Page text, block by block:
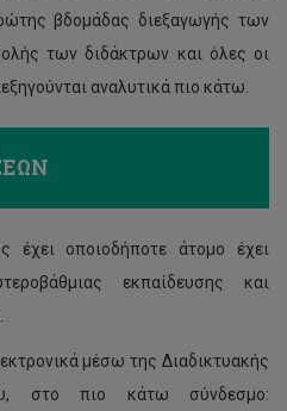
βδομάδας διεξαγωγής των
των διδάκτρων και όλες οι
αναλυτικά πιο κάτω.
έχει οποιοδήποτε άτομο έχει
εκπαίδευσης και
μέσω της Διαδικτυακής
στο πιο κάτω σύνδεσμο: